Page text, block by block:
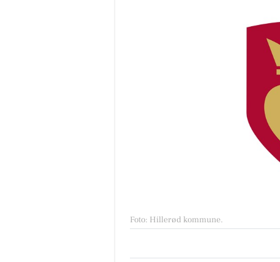
Foto: Hillerød kommune.